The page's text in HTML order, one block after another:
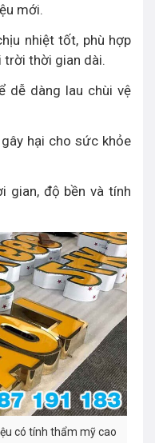
mới.
nhiệt tốt, phù hợp
trời thời gian dài.
dễ dàng lau chùi vệ
hại cho sức khỏe
gian, độ bền và tính
có tính thẩm mỹ cao